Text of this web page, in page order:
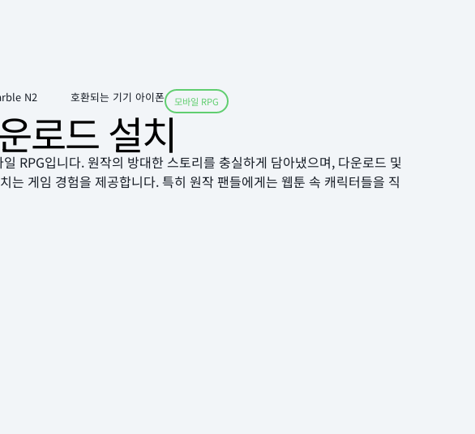
N2 호환되는 기기 아이폰 모바일 RPG
로드 설치
RPG입니다. 원작의 방대한 스토리를 충실하게 담아냈으며, 다운로드 및
게임 경험을 제공합니다. 특히 원작 팬들에게는 웹툰 속 캐릭터들을 직